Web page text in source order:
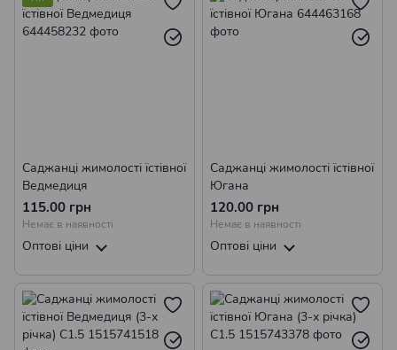
Саджанці жимолості їстівної
Ведмедиця
115.00 грн
Немає в наявності
Оптові ціни
Саджанці жимолості їстівної
Югана
120.00 грн
Немає в наявності
Оптові ціни